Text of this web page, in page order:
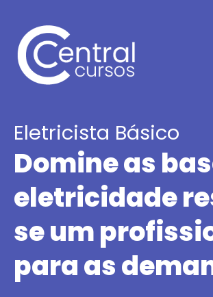
Eletricista Básico
Domine as
eletricidade
se um
para as